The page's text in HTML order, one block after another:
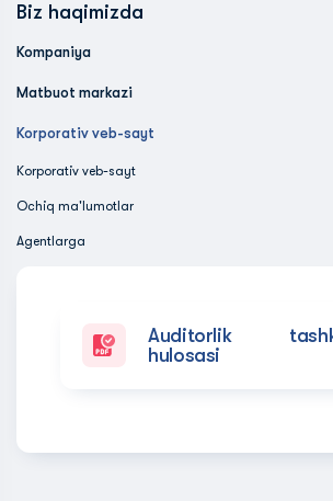
Biz haqimizda
Kompaniya
Matbuot markazi
Korporativ veb-sayt
Korporativ veb-sayt
Ochiq ma'lumotlar
Agentlarga
Auditorlik
hulosasi